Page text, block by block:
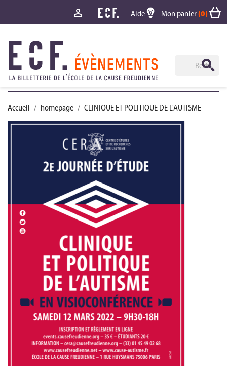
Aide Mon panier(0)

Accueil homepage CLINIQUE ET POLITIQUE DE L'AUTISME